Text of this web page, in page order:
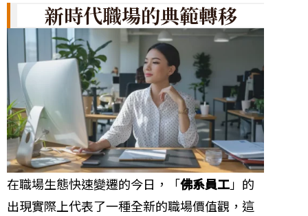
新時代職場的典範轉移
在職場生態快速變遷的今日，「佛系員工」的
出現實際上代表了一種全新的職場價值觀，這